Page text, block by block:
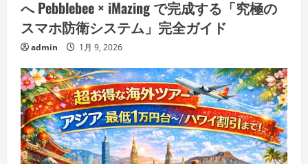
へ Pebblebee × iMazing で完成する「究極の
スマホ防衛システム」完全ガイド
admin 1月 9, 2026